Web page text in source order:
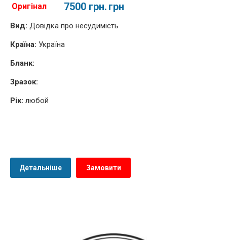
Оригінал
7500 грн. грн
Вид: Довідка про несудимість
Країна: Україна
Бланк:
Зразок:
Рік: любой
Детальніше Замовити